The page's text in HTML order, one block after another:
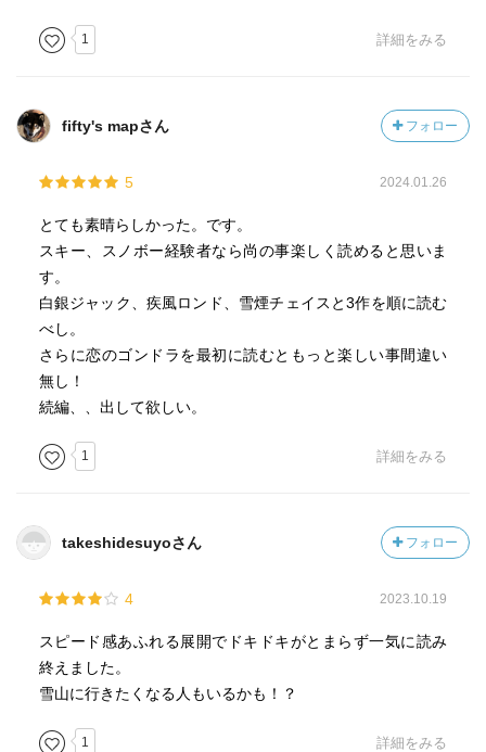
人が捕まっているわけではなく、脇坂が精巧なウソを吐い
ているだけだったらどうするのか。刑事失格である。この
不思議な小説である。東野圭吾でなければ話題にもならず
ドラマ化もされなかったであろう。そもそも出版できたか
1 詳細をみる
fifty's mapさん フォロー
5 2024.01.26
とても素晴らしかった。です。
スキー、スノボー経験者なら尚の事楽しく読めると思いま
す。
白銀ジャック、疾風ロンド、雪煙チェイスと3作を順に読む
べし。
さらに恋のゴンドラを最初に読むともっと楽しい事間違い
無し！
続編、、出して欲しい。
1 詳細をみる
takeshidesuyoさん フォロー
4 2023.10.19
スピード感あふれる展開でドキドキがとまらず一気に読み
終えました。
雪山に行きたくなる人もいるかも！？
1 詳細をみる